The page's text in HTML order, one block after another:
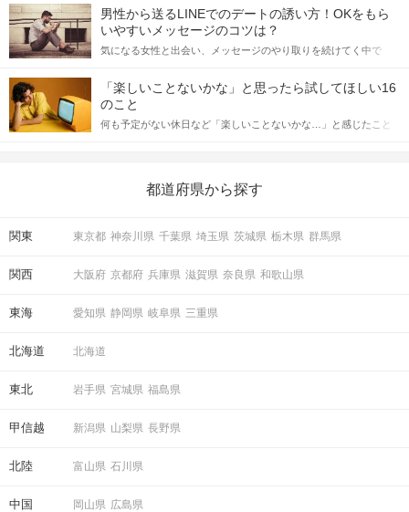
STEP4 アピールタイム
STEP5 マッチング投票
てアプローチできるかにも左右されます。 これから恋人作りを本
格的に始めようとしている方は、女性が異性を求めて出すサイン
をしっかりと理解し、正しい行動に移せるかどうかが重要。 この
記事では、女性が話しかけて欲しい時に出すサインとその心理を
合にどのような行動に繋げるべきかをご紹介していきます。
男性から送るLINEでのデートの誘い方！OKをもら
いやすいメッセージのコツは？
気になる女性と出会い、メッセージのやり取りを続けてく中で
しかし、中には「どう誘ったらいいの？」とお困りの男性もいら
っしゃるのではないでしょうか。 そこで今回は、男性から女性へ
送るLINEでのデートの誘い方のコツをご紹介します。例文も混じ
えながら解説するので、ぜひ参考にしてください。
「楽しいことないかな」と思ったら試してほしい16
のこと
何も予定がない休日など「楽しいことないかな…」と感じたこと
の楽しいことアイデアを集めました♪ いままさに楽しいことを探し
都道府県から探す
関東 東京都 神奈川県 千葉県 埼玉県 茨城県 栃木県 群馬県
関西 大阪府 京都府 兵庫県 滋賀県 奈良県 和歌山県
東海 愛知県 静岡県 岐阜県 三重県
北海道 北海道
東北 岩手県 宮城県 福島県
甲信越 新潟県 山梨県 長野県
北陸 富山県 石川県
中国 岡山県 広島県